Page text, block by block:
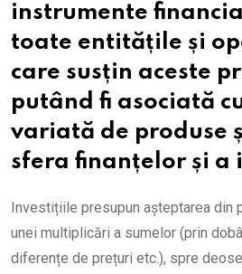
instrumente
toate entitățile și
care susțin aceste
putând fi asociată
variată de produse
sfera finanțelor și a
Investițiile presupun așteptarea din
unei multiplicări a sumelor (prin
diferențe de prețuri etc.), spre